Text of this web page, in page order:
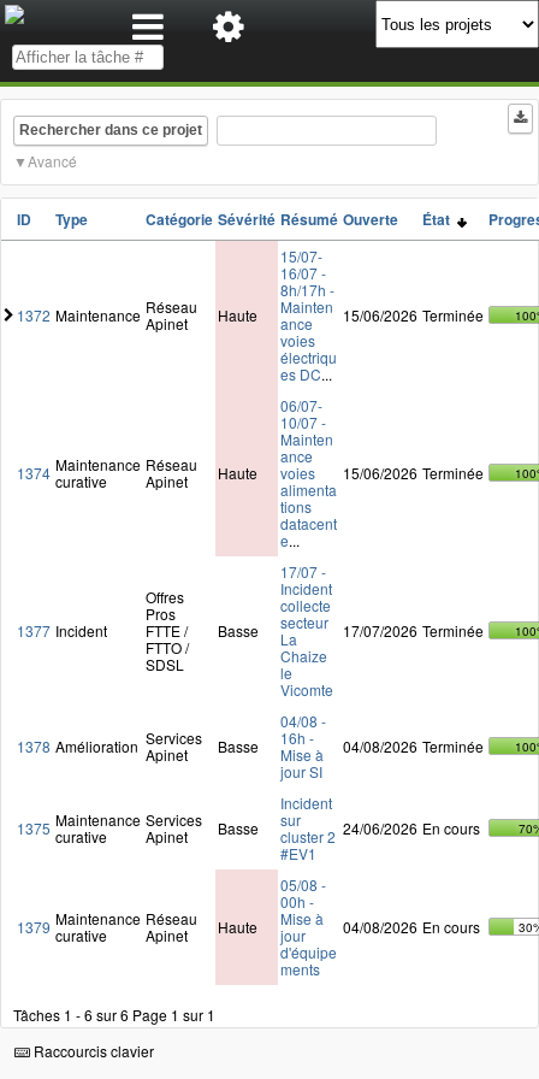
Rechercher dans ce projet
Avancé
ID Type Catégorie Sévérité Résumé Ouverte État
1372 Maintenance Réseau
Apinet
Haute
15/07-
16/07 -
8h/17h -
Mainten
ance
voies
électriqu
es DC...
15/06/2026 Terminée
1374 Maintenance
curative
Réseau
Apinet
Haute
06/07-
10/07 -
Mainten
ance
voies
alimenta
tions
datacent
e...
15/06/2026 Terminée
1377 Incident
Offres
Pros
FTTE /
FTTO /
SDSL
Basse
17/07 -
Incident
collecte
secteur
La
Chaize
le
Vicomte
17/07/2026 Terminée
1378 Amélioration Services
Apinet
Basse
04/08 -
16h -
Mise à
jour SI
04/08/2026 Terminée
1375 Maintenance
curative
Services
Apinet
Basse
Incident
sur
cluster 2
#EV1
24/06/2026 En cours
1379 Maintenance
curative
Réseau
Apinet
Haute
05/08 -
00h -
Mise à
jour
d'équipe
ments
04/08/2026 En cours
Tâches 1 - 6 sur 6 Page 1 sur 1
Raccourcis clavier